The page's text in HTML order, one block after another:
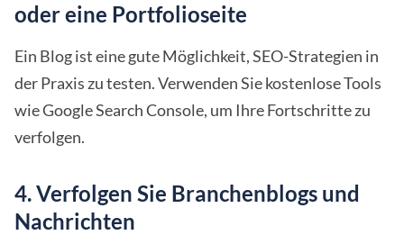
oder eine Portfolioseite
Ein Blog ist eine gute Möglichkeit, SEO-Strategien in
der Praxis zu testen. Verwenden Sie kostenlose Tools
wie Google Search Console, um Ihre Fortschritte zu
verfolgen.
4. Verfolgen Sie Branchenblogs und
Nachrichten